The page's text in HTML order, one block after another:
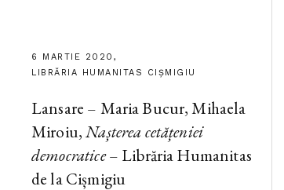
6 MARTIE 2020,
LIBRĂRIA HUMANITAS CIȘMIGIU
Lansare – Maria Bucur, Mihaela
Miroiu,Nașterea cetățeniei
democratice– Librăria Humanitas
de la Cișmigiu